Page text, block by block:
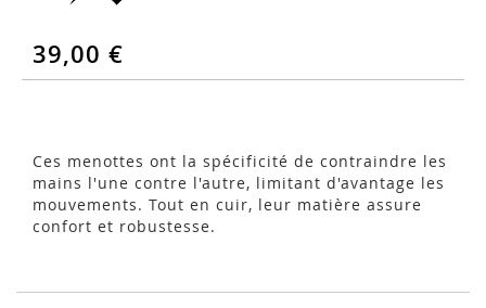
39,00 €
Ces menottes ont la spécificité de contraindre les
mains l'une contre l'autre, limitant d'avantage les
mouvements. Tout en cuir, leur matière assure
confort et robustesse.